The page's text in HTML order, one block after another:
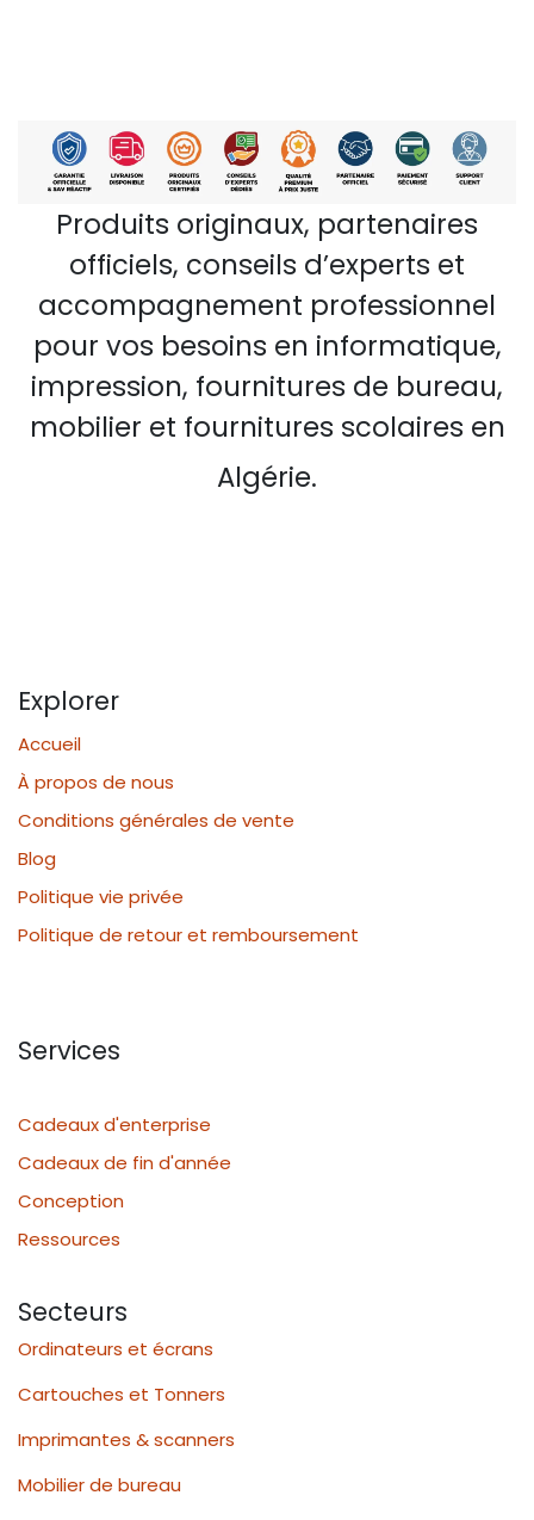
Produits originaux, partenaires
officiels, conseils d’experts et
accompagnement professionnel
pour vos besoins en informatique,
impression, fournitures de bureau,
mobilier et fournitures scolaires en
Algérie.
Explorer
Accueil
À propos de nous
Conditions générales de vente
Blog
Politique vie privée
Politique de retour et remboursement
Services
Cadeaux d'enterprise
Cadeaux de fin d'année
Conception
Ressources
Secteurs
Ordinateurs et écrans
Cartouches et Tonners
Imprimantes & scanners
Mobilier de bureau